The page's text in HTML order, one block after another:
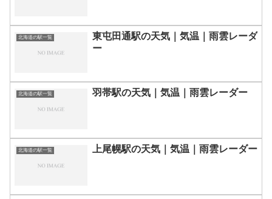
北海道の駅一覧
東屯田通駅の天気｜気温｜雨雲レーダ
ー
北海道の駅一覧 羽帯駅の天気｜気温｜雨雲レーダー
北海道の駅一覧 上尾幌駅の天気｜気温｜雨雲レーダー